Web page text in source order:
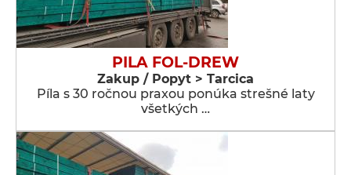
PILA FOL-DREW
Zakup / Popyt > Tarcica
Píla s 30 ročnou praxou ponúka strešné laty
všetkých …